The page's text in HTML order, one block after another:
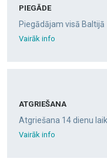
PIEGĀDE
Piegādājam visā Baltijā
Vairāk info
ATGRIEŠANA
Atgriešana 14 dienu
Vairāk info